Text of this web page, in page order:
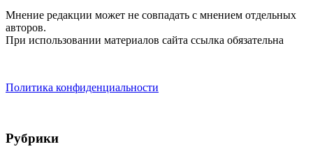
Мнение редакции может не совпадать с мнением отдельных
авторов.
При использовании материалов сайта ссылка обязательна
Политика конфиденциальности
Рубрики